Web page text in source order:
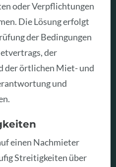
oder Verpflichtungen
Die Lösung erfolgt
der Bedingungen
der
der örtlichen Miet- und
und
einen Nachmieter
Streitigkeiten über